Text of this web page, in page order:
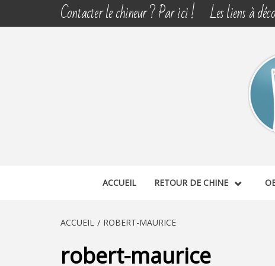
Contacter le chineur ? Par ici ! Les liens à
ACCUEIL RETOUR DE CHINE
ACCUEIL ROBERT-MAURICE
robert-maurice